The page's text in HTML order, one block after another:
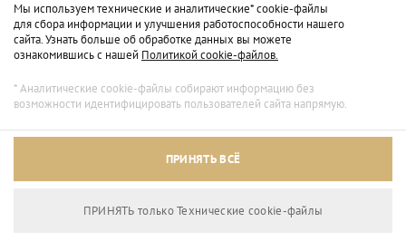
Мы используем технические и аналитические* cookie-файлы
для сбора информации и улучшения работоспособности нашего
сайта. Узнать больше об обработке данных вы можете
ознакомившись с нашей Политикой cookie-файлов.
* Аналитические cookie-файлы собирают информацию без
возможности идентифицировать пользователей сайта напрямую.
ПРИНЯТЬ ВСЁ
ПРИНЯТЬ только Технические сookie-файлы